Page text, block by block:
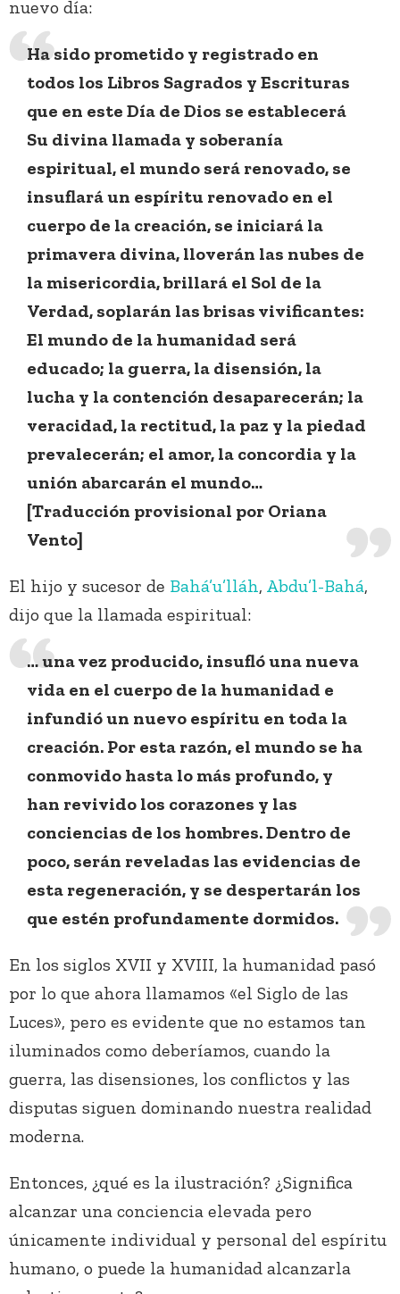
nuevo día:
Ha sido prometido y registrado en
todos los Libros Sagrados y Escrituras
que en este Día de Dios se establecerá
Su divina llamada y soberanía
espiritual, el mundo será renovado, se
insuflará un espíritu renovado en el
cuerpo de la creación, se iniciará la
primavera divina, lloverán las nubes de
la misericordia, brillará el Sol de la
Verdad, soplarán las brisas vivificantes:
El mundo de la humanidad será
educado; la guerra, la disensión, la
lucha y la contención desaparecerán; la
veracidad, la rectitud, la paz y la piedad
prevalecerán; el amor, la concordia y la
unión abarcarán el mundo…
[Traducción provisional por Oriana
Vento]
El hijo y sucesor de Bahá’u’lláh, Abdu’l-Bahá,
dijo que la llamada espiritual:
… una vez producido, insufló una nueva
vida en el cuerpo de la humanidad e
infundió un nuevo espíritu en toda la
creación. Por esta razón, el mundo se ha
conmovido hasta lo más profundo, y
han revivido los corazones y las
conciencias de los hombres. Dentro de
poco, serán reveladas las evidencias de
esta regeneración, y se despertarán los
que estén profundamente dormidos.
En los siglos XVII y XVIII, la humanidad pasó
por lo que ahora llamamos «el Siglo de las
Luces», pero es evidente que no estamos tan
iluminados como deberíamos, cuando la
guerra, las disensiones, los conflictos y las
disputas siguen dominando nuestra realidad
moderna.
Entonces, ¿qué es la ilustración? ¿Significa
alcanzar una conciencia elevada pero
únicamente individual y personal del espíritu
humano, o puede la humanidad alcanzarla